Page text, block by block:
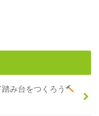
み台をつくろう